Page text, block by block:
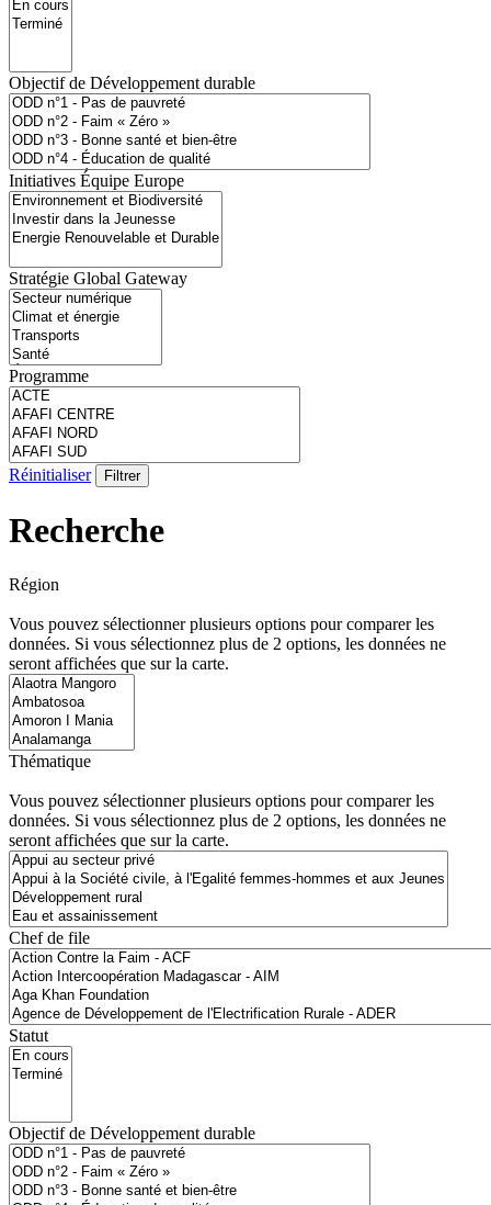
Objectif de Développement durable
Initiatives Équipe Europe
Stratégie Global Gateway
Programme
Réinitialiser
Recherche
Région
Vous pouvez sélectionner plusieurs options pour comparer les
données. Si vous sélectionnez plus de 2 options, les données ne
seront affichées que sur la carte.
Thématique
Vous pouvez sélectionner plusieurs options pour comparer les
données. Si vous sélectionnez plus de 2 options, les données ne
seront affichées que sur la carte.
Chef de file
Statut
Objectif de Développement durable